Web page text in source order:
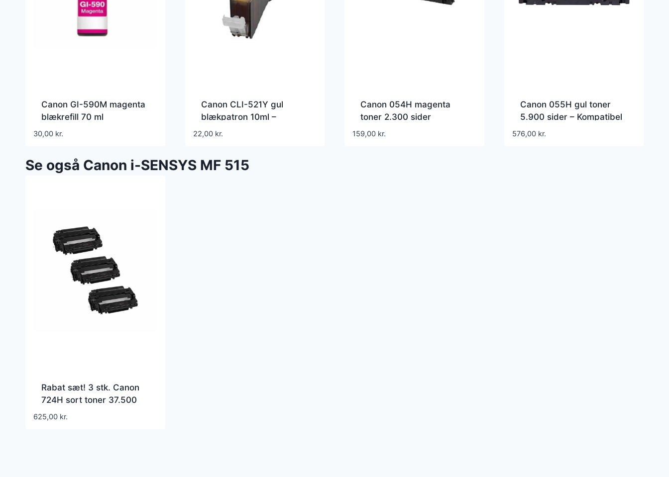
Canon GI-590M magenta
blækrefill 70 ml
Kompatibel – 1605C001
30,00 kr.
Canon CLI-521Y gul
blækpatron 10ml –
Kompatibel – 2936B001
22,00 kr.
Canon 054H magenta
toner 2.300 sider
3026C002 – Kompatibel
159,00 kr.
Canon 055H gul toner
5.900 sider – Kompatibel
– 3017C002
576,00 kr.
Se også Canon i-SENSYS MF 515
Rabat sæt! 3 stk. Canon
724H sort toner 37.500
sider i alt – Kompatibel –
625,00 kr.